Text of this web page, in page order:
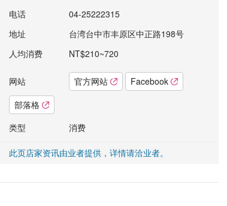
电话
04-25222315
地址
台湾台中市丰原区中正路198号
人均消费
NT$210~720
网站 官方网站
Facebook
部落格
类型
消费
此页店家资讯由业者提供，详情请洽业者。